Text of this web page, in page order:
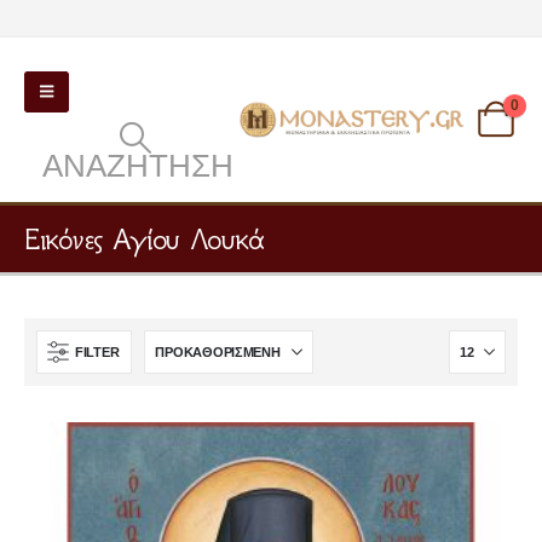
ΑΝΑΖΉΤΗΣΗ
0
Εικόνες Αγίου Λουκά
FILTER